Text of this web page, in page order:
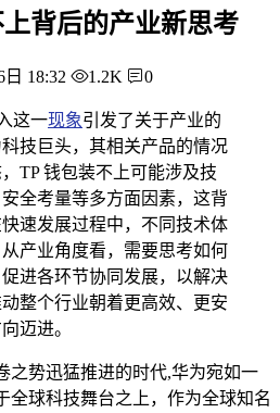
背后的产业新思考
日 18:32 1.2K 0
这一现象引发了关于产业的
技巨头，其相关产品的情况
TP 钱包装不上可能涉及技
全考量等多方面因素，这背
速发展过程中，不同技术体
产业角度看，需要思考如何
进各环节协同发展，以解决
整个行业朝着更高效、更安
迈进。
之势迅猛推进的时代,华为宛如一
全球科技舞台之上，作为全球知名